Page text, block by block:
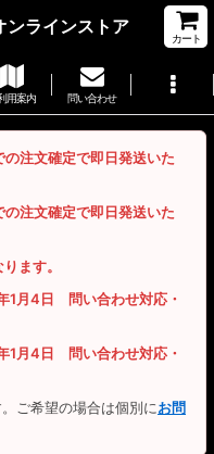
ラインストア
カート
用案内 問い合わせ
注文確定で即日発送いた
注文確定で即日発送いた
ます。
1月4日 問い合わせ対応・
1月4日 問い合わせ対応・
ご希望の場合は個別にお問